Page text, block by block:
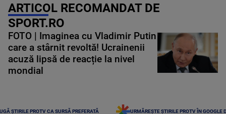
ARTICOL RECOMANDAT DE
SPORT.RO
FOTO | Imaginea cu Vladimir Putin
care a stârnit revoltă! Ucrainenii
acuză lipsă de reacție la nivel
mondial
ȘTIRILE PROTV CA SURSĂ PREFERATĂ URMĂREȘTE ȘTIRILE PROTV ÎN GOOGLE